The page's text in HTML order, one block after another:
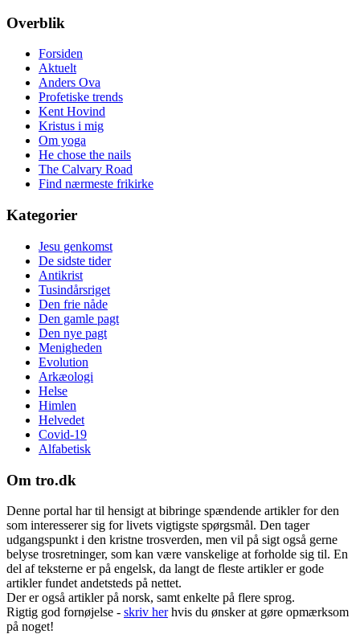
Overblik
Forsiden
Aktuelt
Anders Ova
Profetiske trends
Kent Hovind
Kristus i mig
Om yoga
He chose the nails
The Calvary Road
Find nærmeste frikirke
Kategorier
Jesu genkomst
De sidste tider
Antikrist
Tusindårsriget
Den frie nåde
Den gamle pagt
Den nye pagt
Menigheden
Evolution
Arkæologi
Helse
Himlen
Helvedet
Covid-19
Alfabetisk
Om tro.dk
Denne portal har til hensigt at bibringe spændende artikler for den
som interesserer sig for livets vigtigste spørgsmål. Den tager
udgangspunkt i den kristne trosverden, men vil på sigt også gerne
belyse trosretninger, som kan være vanskelige at forholde sig til. En
del af teksterne er på engelsk, da langt de fleste artikler er gode
artikler fundet andetsteds på nettet.
Der er også artikler på norsk, samt enkelte på flere sprog.
Rigtig god fornøjelse - skriv herhvis du ønsker at gøre opmærksom
på noget!